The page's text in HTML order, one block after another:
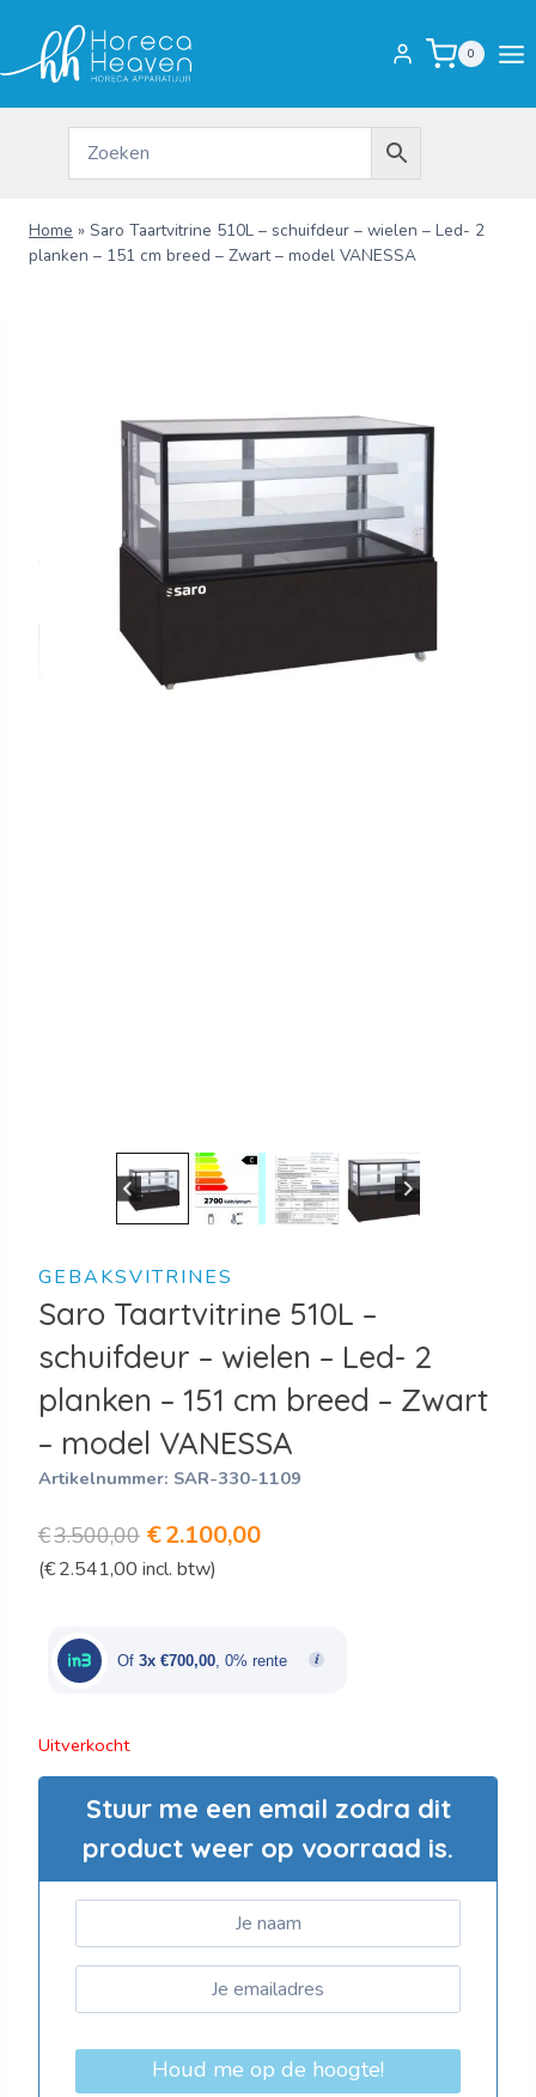
inhoud
0
Home » Saro Taartvitrine 510L – schuifdeur – wielen – Led- 2
planken – 151 cm breed – Zwart – model VANESSA
GEBAKSVITRINES
Saro Taartvitrine 510L –
schuifdeur – wielen – Led- 2
planken – 151 cm breed – Zwart
– model VANESSA
Artikelnummer: SAR-330-1109
€3.500,00 Oorspronkelijke
prijs
€3.500,00.
€2.100,00Huidige
€2.100,00.
(€2.541,00 incl. btw)
Of 3x €700,00 , 0% rente
Uitverkocht
Stuur me een email zodra dit
product weer op voorraad is.
Houd me op de hoogte!